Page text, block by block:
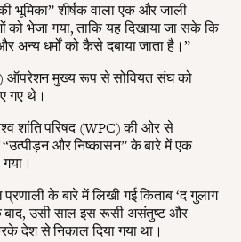
भूमिका” शीर्षक वाला एक और जाली
को भेजा गया, ताकि यह दिखाया जा सके कि
अन्य धर्मों को कैसे दबाया जाता है।”
ऑपरेशन मुख्य रूप से सोवियत संघ को
गए थे।
शांति परिषद (WPC) की ओर से
और निष्कासन” के बारे में एक
के बारे में लिखी गई किताब ‘द गुलाग
बाद, उसी साल इस रूसी असंतुष्ट और
देश से निकाल दिया गया था।